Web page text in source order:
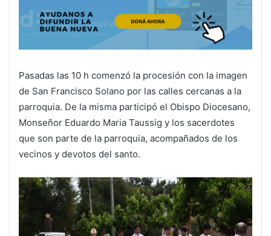
Pasadas las 10 h comenzó la procesión con la imagen
de San Francisco Solano por las calles cercanas a la
parroquia. De la misma participó el Obispo Diocesano,
Monseñor Eduardo Maria Taussig y los sacerdotes
que son parte de la parroquia, acompañados de los
vecinos y devotos del santo.